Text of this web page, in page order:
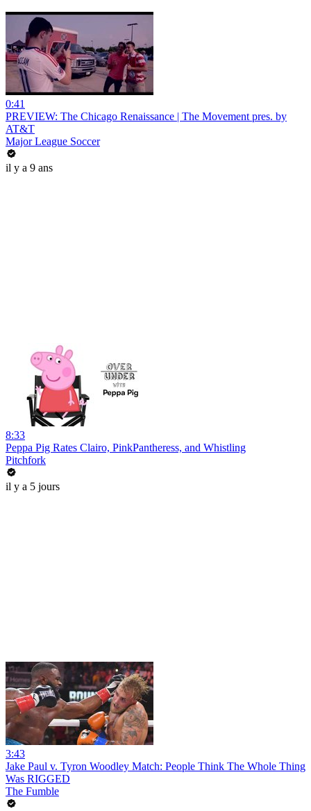
0:41
PREVIEW: The Chicago Renaissance | The Movement pres. by
AT&T
Major League Soccer
il y a 9 ans
8:33
Peppa Pig Rates Clairo, PinkPantheress, and Whistling
Pitchfork
il y a 5 jours
3:43
Jake Paul v. Tyron Woodley Match: People Think The Whole Thing
Was RIGGED
The Fumble